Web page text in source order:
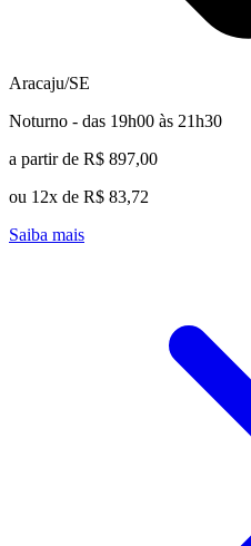
Aracaju/SE
Noturno - das 19h00 às 21h30
a partir de R$ 897,00
ou 12x de R$ 83,72
Saiba mais